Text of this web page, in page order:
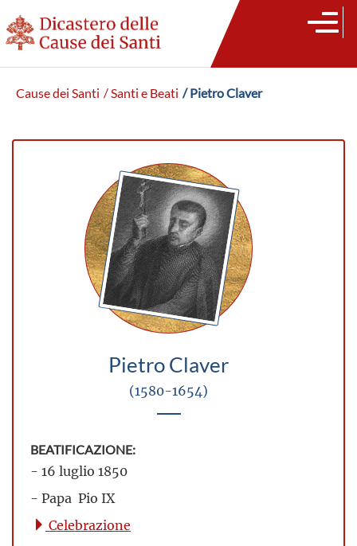
Cause dei Santi / Santi e Beati / Pietro Claver
Pietro Claver
(1580-1654)
BEATIFICAZIONE:
- 16 luglio 1850
- Papa Pio IX
Celebrazione